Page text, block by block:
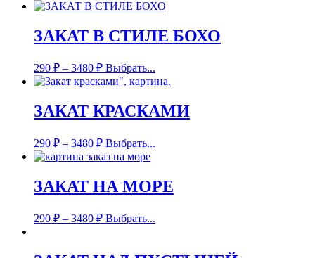
ЗАКАТ В СТИЛЕ БОХО
290 ₽ – 3480 ₽ Выбрать...
ЗАКАТ КРАСКАМИ
290 ₽ – 3480 ₽ Выбрать...
ЗАКАТ НА МОРЕ
290 ₽ – 3480 ₽ Выбрать...